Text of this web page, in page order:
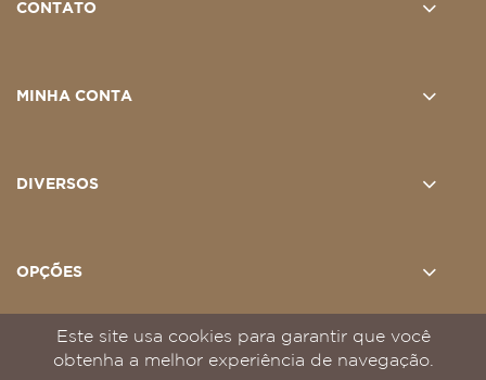
Este site usa cookies para garantir que você
obtenha a melhor experiência de navegação.
CONTATO
MINHA CONTA
DIVERSOS
OPÇÕES